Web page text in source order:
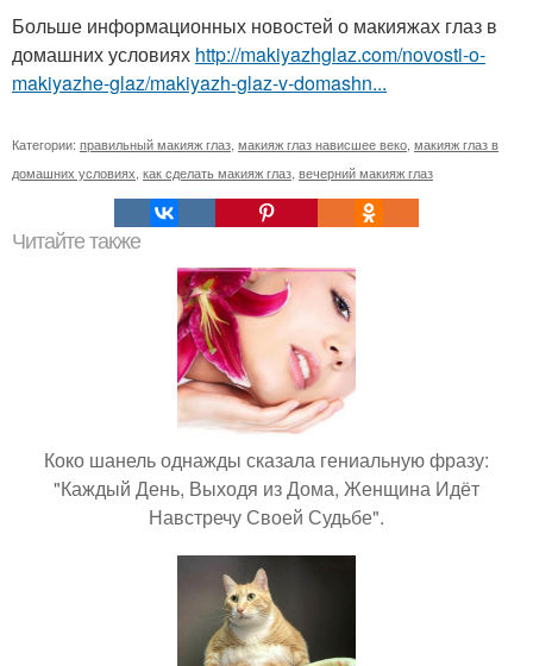
Больше информационных новостей о макияжах глаз в
домашних условиях http://makiyazhglaz.com/novosti-o-
makiyazhe-glaz/makiyazh-glaz-v-domashn...
Категории: правильный макияж глаз макияж глаз нависшее веко макияж глаз в
домашних условиях как сделать макияж глаз вечерний макияж глаз
Читайте также
Коко шанель однажды сказала гениальную фразу:
"Каждый День, Выходя из Дома, Женщина Идёт
Навстречу Своей Судьбе".